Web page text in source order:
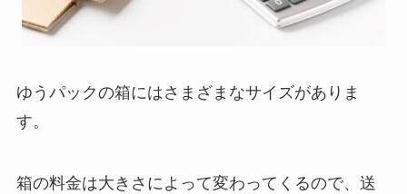
ゆうパックの箱にはさまざまなサイズがありま
す。
箱の料金は大きさによって変わってくるので、送